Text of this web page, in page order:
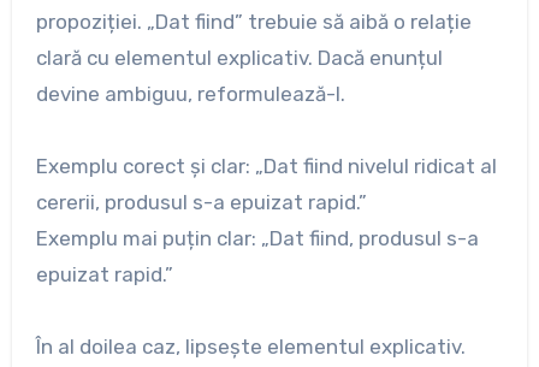
propoziției. „Dat fiind” trebuie să aibă o relație
clară cu elementul explicativ. Dacă enunțul
devine ambiguu, reformulează-l.
Exemplu corect și clar: „Dat fiind nivelul ridicat al
cererii, produsul s-a epuizat rapid.”
Exemplu mai puțin clar: „Dat fiind, produsul s-a
epuizat rapid.”
În al doilea caz, lipsește elementul explicativ.